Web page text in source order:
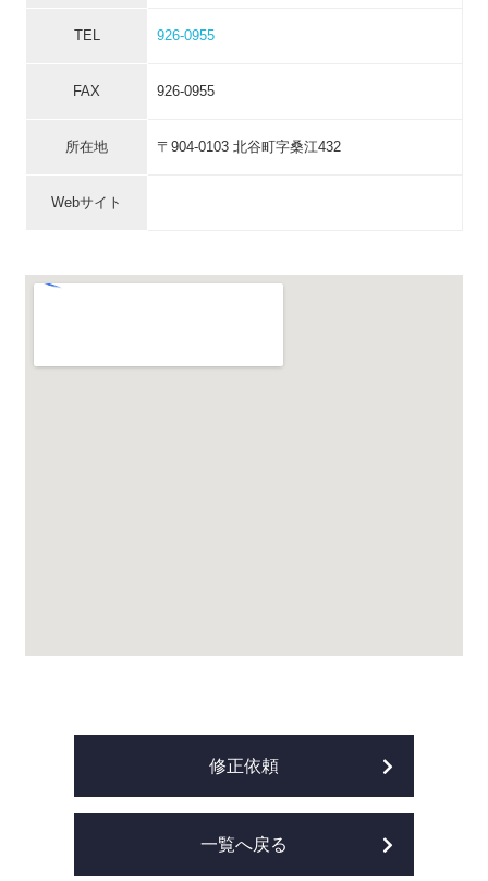
TEL 926-0955
FAX 926-0955
所在地 〒904-0103 北谷町字桑江432
Webサイト
修正依頼
一覧へ戻る